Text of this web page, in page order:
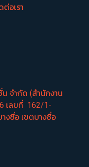
ต่อเรา
จำกัด (สำนักงาน
เลขที่ ​ 162/1-
งซื่อ​ เขตบางซื่อ​